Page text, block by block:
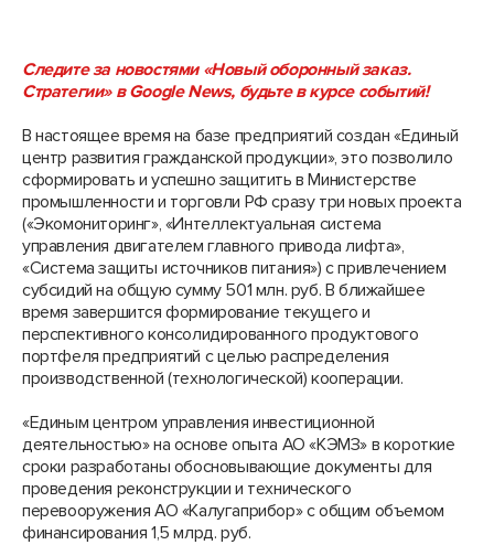
Следите за новостями «Новый оборонный заказ.
Стратегии» в Google News, будьте в курсе событий!
В настоящее время на базе предприятий создан «Единый
центр развития гражданской продукции», это позволило
сформировать и успешно защитить в Министерстве
промышленности и торговли РФ сразу три новых проекта
(«Экомониторинг», «Интеллектуальная система
управления двигателем главного привода лифта»,
«Система защиты источников питания») с привлечением
субсидий на общую сумму 501 млн. руб. В ближайшее
время завершится формирование текущего и
перспективного консолидированного продуктового
портфеля предприятий с целью распределения
производственной (технологической) кооперации.
«Единым центром управления инвестиционной
деятельностью» на основе опыта АО «КЭМЗ» в короткие
сроки разработаны обосновывающие документы для
проведения реконструкции и технического
перевооружения АО «Калугаприбор» с общим объемом
финансирования 1,5 млрд. руб.